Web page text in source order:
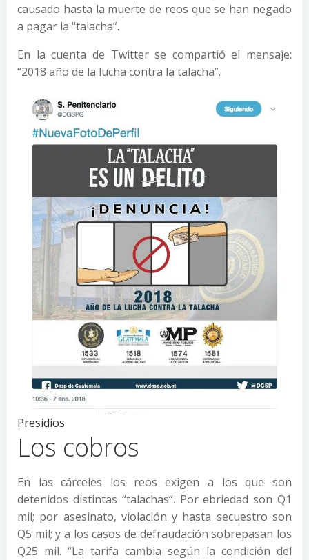
causado hasta la muerte de reos que se han negado
a pagar la “talacha”.
En la cuenta de Twitter se compartió el mensaje:
“2018 año de la lucha contra la talacha”.
Presidios
Los cobros
En las cárceles los reos exigen a los que son
detenidos distintas “talachas”. Por ebriedad son Q1
mil; por asesinato, violación y hasta secuestro son
Q5 mil; y a los casos de defraudación sobrepasan los
Q25 mil. “La tarifa cambia según la condición del